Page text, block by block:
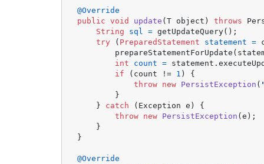
@Override
public
void update (T object) throws
String
sql = getUpdateQuery();
try ( PreparedStatement statement =
int
count =
if (count != 1 ) {
throw new PersistException (
        }
    }
catch (Exception e) {
throw new PersistException (e);
    }
}
@Override